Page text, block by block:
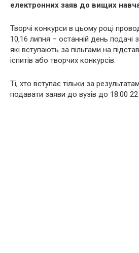
електронних заяв до вищих
Творчі конкурси в цьому році
10,16 липня – останній день подачі
які вступають за пільгами на
іспитів або творчих конкурсів.
Ті, хто вступає тільки за
подавати заяви до вузів до 18:00